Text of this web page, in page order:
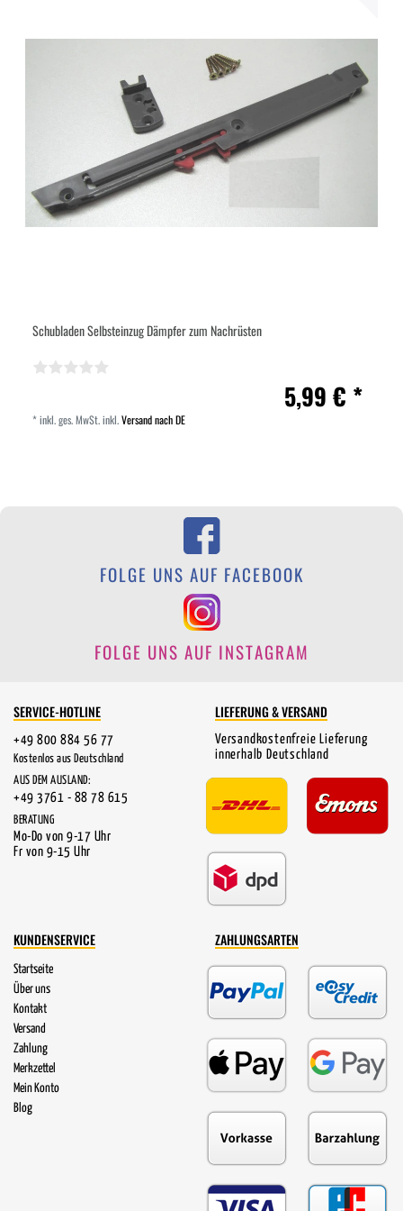
Schubladen Selbsteinzug Dämpfer zum Nachrüsten
5,99 € *
*inkl. ges. MwSt.inkl.Versand nach DE
FOLGE UNS AUF FACEBOOK
FOLGE UNS AUF INSTAGRAM
SERVICE-HOTLINE
+49 800 884 56 77
Kostenlos aus Deutschland
AUS DEM AUSLAND:
+49 3761 - 88 78 615
BERATUNG
Mo-Do von 9-17 Uhr
Fr von 9-15 Uhr
LIEFERUNG & VERSAND
Versandkostenfreie Lieferung
innerhalb Deutschland
KUNDENSERVICE
Startseite
Über uns
Kontakt
Versand
Zahlung
Merkzettel
Mein Konto
Blog
ZAHLUNGSARTEN